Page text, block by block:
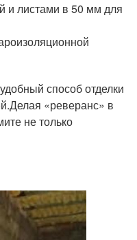
и листами в 50 мм для
способ отделки
«реверанс» в
не только